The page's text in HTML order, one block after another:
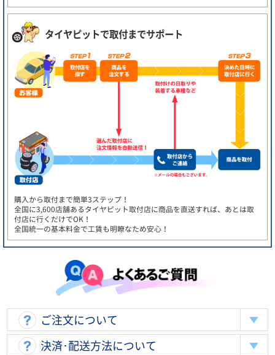
タイヤピットで取付までサポート
購入から取付まで簡単3ステップ！
全国に3,600店舗あるタイヤピット取付店に商品を直送すれば、あとは取
付店に行くだけでOK！
全国統一の基本料金で工賃も明瞭なため安心！
ご注文について
決済･配送方法について